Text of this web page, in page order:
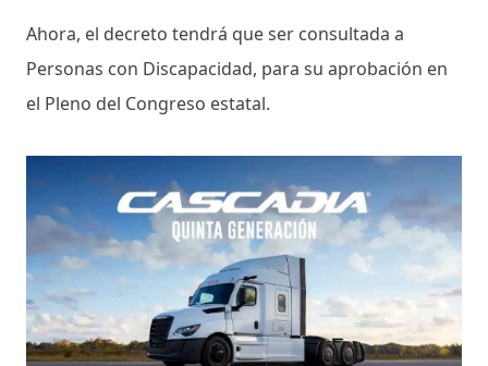
Ahora, el decreto tendrá que ser consultada a
Personas con Discapacidad, para su aprobación en
el Pleno del Congreso estatal.